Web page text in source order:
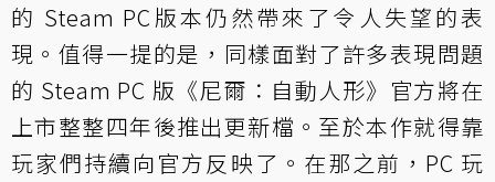
的 Steam PC版本仍然帶來了令人失望的表
現。值得一提的是，同樣面對了許多表現問題
的 Steam PC 版《尼爾：自動人形》官方將在
上市整整四年後推出更新檔 。至於本作就得靠
玩家們持續向官方反映了。在那之前，PC 玩